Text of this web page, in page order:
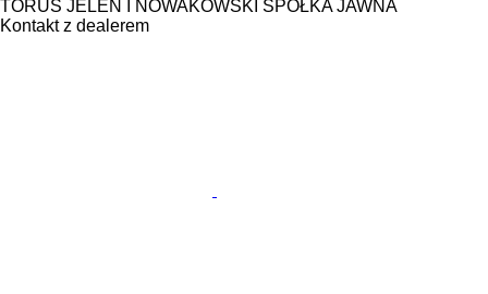
TORUS JELEŃ I NOWAKOWSKI SPÓŁKA JAWNA
Kontakt z dealerem